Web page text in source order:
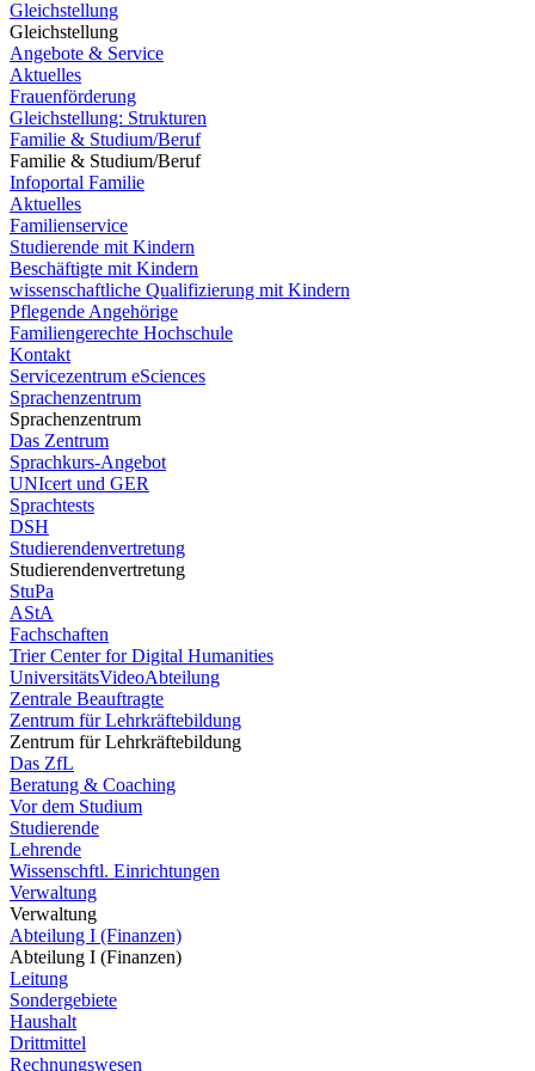
Gleichstellung
Gleichstellung
Angebote & Service
Aktuelles
Frauenförderung
Gleichstellung: Strukturen
Familie & Studium/Beruf
Familie & Studium/Beruf
Infoportal Familie
Aktuelles
Familienservice
Studierende mit Kindern
Beschäftigte mit Kindern
wissenschaftliche Qualifizierung mit Kindern
Pflegende Angehörige
Familiengerechte Hochschule
Kontakt
Servicezentrum eSciences
Sprachenzentrum
Sprachenzentrum
Das Zentrum
Sprachkurs-Angebot
UNIcert und GER
Sprachtests
DSH
Studierendenvertretung
Studierendenvertretung
StuPa
AStA
Fachschaften
Trier Center for Digital Humanities
UniversitätsVideoAbteilung
Zentrale Beauftragte
Zentrum für Lehrkräftebildung
Zentrum für Lehrkräftebildung
Das ZfL
Beratung & Coaching
Vor dem Studium
Studierende
Lehrende
Wissenschftl. Einrichtungen
Verwaltung
Verwaltung
Abteilung I (Finanzen)
Abteilung I (Finanzen)
Leitung
Sondergebiete
Haushalt
Drittmittel
Rechnungswesen